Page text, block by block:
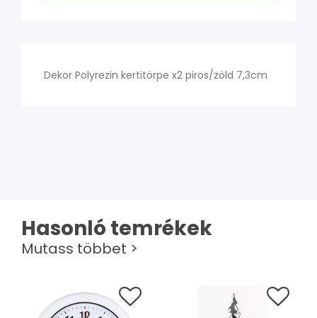
Dekor Polyrezin kertitörpe x2 piros/zöld 7,3cm
Hasonló temrékek
Mutass többet >